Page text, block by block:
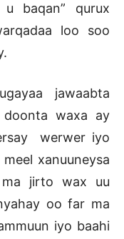
baqan” qurux
loo soo
jawaabta
doonta waxa ay
werwer iyo
xanuuneysa
jirto wax uu
oo far ma
iyo baahi